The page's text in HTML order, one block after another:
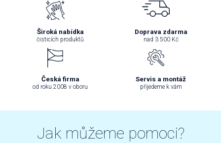
Široká nabídka
čisticích produktů
Doprava zdarma
nad 3 500 Kč
Česká firma
od roku 2008 v oboru
Servis a montáž
přijedeme k vám
Jak můžeme pomoci?